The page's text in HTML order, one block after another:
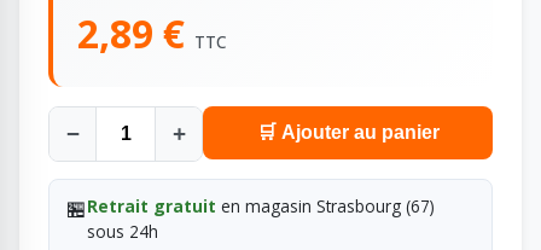
2,89 € TTC
− + 🛒 Ajouter au panier
🏪Retrait gratuit en magasin Strasbourg (67)
sous 24h